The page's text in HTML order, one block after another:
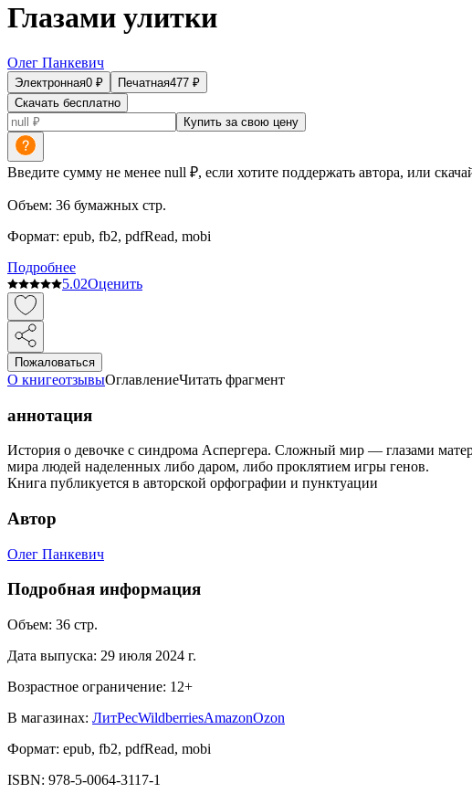
Глазами улитки
Олег Панкевич
Электронная0 ₽ Печатная477 ₽
Скачать бесплатно
Купить за свою цену
Введите сумму не менее null ₽, если хотите поддержать автора, или
Объем: 36 бумажных стр.
Формат: epub, fb2, pdfRead, mobi
Подробнее
5.02Оценить
Пожаловаться
О книгеотзывыОглавлениеЧитать фрагмент
аннотация
История о девочке с синдрома Аспергера. Сложный мир — глазами
мира людей наделенных либо даром, либо проклятием игры генов.
Книга публикуется в авторской орфографии и пунктуации
Автор
Олег Панкевич
Подробная информация
Объем: 36 стр.
Дата выпуска: 29 июля 2024 г.
Возрастное ограничение: 12+
В магазинах: ЛитРесWildberriesAmazonOzon
Формат: epub, fb2, pdfRead, mobi
ISBN: 978-5-0064-3117-1